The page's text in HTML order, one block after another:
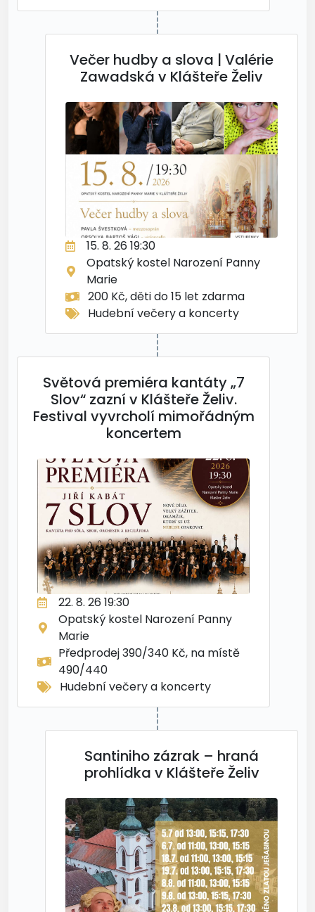
Večer hudby a slova | Valérie
Zawadská v Klášteře Želiv
15. 8. 26 19:30
Opatský kostel Narození Panny
Marie
200 Kč, děti do 15 let zdarma
Hudební večery a koncerty
Světová premiéra kantáty „7
Slov“ zazní v Klášteře Želiv.
Festival vyvrcholí mimořádným
koncertem
22. 8. 26 19:30
Opatský kostel Narození Panny
Marie
Předprodej 390/340 Kč, na místě
490/440
Hudební večery a koncerty
Santiniho zázrak – hraná
prohlídka v Klášteře Želiv